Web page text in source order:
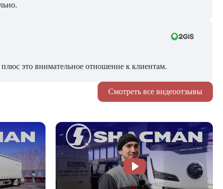
это внимательное отношение к клиентам.
Смотреть все видеоотзывы